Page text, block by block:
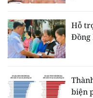
Hỗ
Đồng
biện